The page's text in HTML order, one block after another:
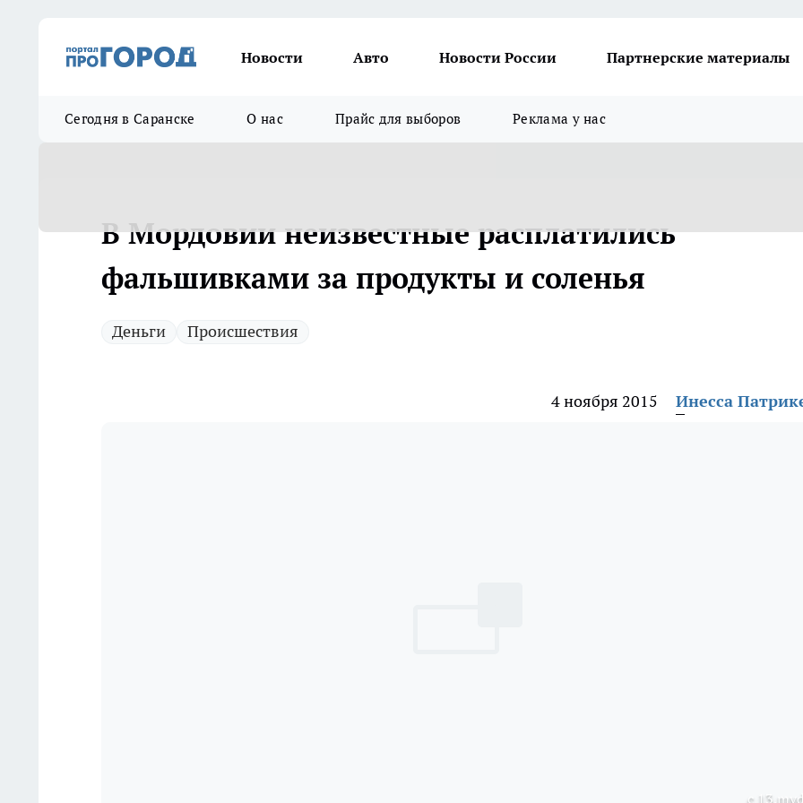
Новости Авто Новости России Партнерские материалы
Сегодня в Саранске О нас Прайс для выборов Реклама у нас
В Мордовии неизвестные расплатились
фальшивками за продукты и соленья
Деньги Происшествия
4 ноября 2015 Инесса
с